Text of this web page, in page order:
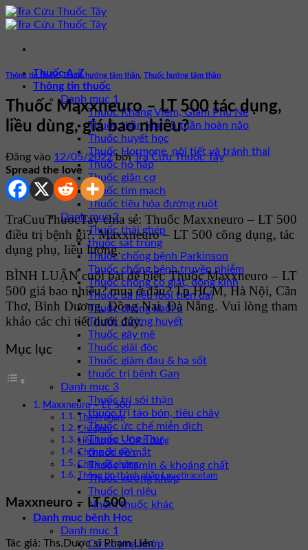
Bỏ
qua
dung
Thuốc A-Z
Thông tin thuốc
Danh mục 1
Thuốc Kháng Viêm, Giảm Phù Nề
Thuốc thần kinh & tuần hoàn não
Thuốc huyết học
Thuốc Hormone, nội tiết và tránh thai
Thuốc hô hấp
Thuốc giãn cơ
Thuốc tim mạch
Thuốc tiêu hóa đường ruột
Danh mục 2
Thuốc thải ghép
thuốc sát trùng
Thuốc chống bệnh Parkinson
Thuốc chống bệnh truyền nhiễm
Thuốc chống co giật, động kinh
Thuốc da liễu (bôi trên da)
Thuốc chống khối u
Thuốc đường huyết
Thuốc gây mê
Thuốc giải độc
Thuốc giảm đau & hạ sốt
thuốc trị bệnh Gan
Danh mục 3
Thuốc trị sỏi thận
thuốc trị táo bón, tiêu chảy
Thuốc ức chế miễn dịch
Thuốc Ung Thư
thuốc về mắt
Thuốc vitamin & khoáng chất
Thuốc xương khớp
Thuốc lợi niệu
Nhóm thuốc khác
Danh mục bệnh Học
Danh mục 1
Cơ xương khớp
Thông tin thuốc,Thuốc hướng tâm thần Thuốc hướng tâm thần
Thuốc Maxxneuro – LT 500 tác dụng,
liều dùng, giá bao nhiêu?
Đăng vào 12/05/2022 bởiTra Cứu Thuốc Tây
Spread the love
TraCuuThuocTay chia sẻ: Thuốc Maxxneuro – LT 500
điều trị bệnh gì?. Maxxneuro – LT 500 công dụng, tác
dụng phụ, liều lượng.
BÌNH LUẬN cuối bài để biết: Thuốc Maxxneuro – LT
500 giá bao nhiêu? mua ở đâu? Tp HCM, Hà Nội, Cần
Thơ, Bình Dương, Đồng Nai, Đà Nẵng. Vui lòng tham
khảo các chi tiết dưới đây.
Mục lục
Maxxneuro – LT 500
Thành phần:
Chỉ định:
Liều lượng – Cách dùng
Chống chỉ định:
Chú ý đề phòng:
Thông tin thành phần Levetiracetam
Maxxneuro – LT 500
Tác giả: Ths.Dược sĩ Phạm Liên